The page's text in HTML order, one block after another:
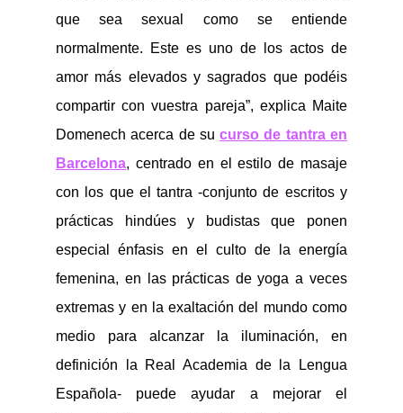
que sea sexual como se entiende
normalmente. Este es uno de los actos de
amor más elevados y sagrados que podéis
compartir con vuestra pareja”, explica Maite
Domenech acerca de sucurso de tantra en
Barcelona, centrado en el estilo de masaje
con los que el tantra -conjunto de escritos y
prácticas hindúes y budistas que ponen
especial énfasis en el culto de la energía
femenina, en las prácticas de yoga a veces
extremas y en la exaltación del mundo como
medio para alcanzar la iluminación, en
definición la Real Academia de la Lengua
Española- puede ayudar a mejorar el